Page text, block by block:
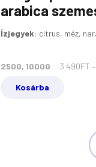
arabica
Ízjegyek: citrus, méz,
250G, 1000G 3 490FT –
Kosárba